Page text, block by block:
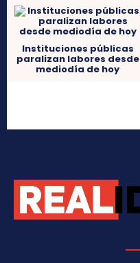
Instituciones públicas
paralizan labores desde
mediodía de hoy